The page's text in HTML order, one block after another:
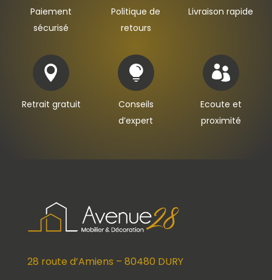
Paiement
sécurisé
Politique de
retours
Livraison rapide

Retrait gratuit

Conseils
d’expert

Ecoute et
proximité
28 route d’Amiens – 80480 DURY